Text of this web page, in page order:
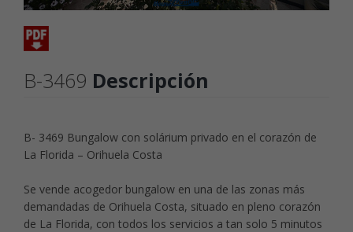
B-3469 Descripción
B- 3469 Bungalow con solárium privado en el corazón de
La Florida – Orihuela Costa
Se vende acogedor bungalow en una de las zonas más
demandadas de Orihuela Costa, situado en pleno corazón
de La Florida, con todos los servicios a tan solo 5 minutos